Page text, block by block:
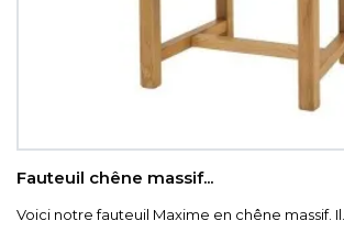
Fauteuil chêne massif...
Voici notre fauteuil Maxime en chêne massif. Il...